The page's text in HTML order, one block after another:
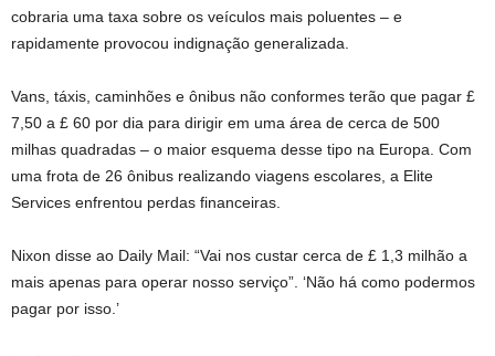
cobraria uma taxa sobre os veículos mais poluentes – e
rapidamente provocou indignação generalizada.
Vans, táxis, caminhões e ônibus não conformes terão que pagar £
7,50 a £ 60 por dia para dirigir em uma área de cerca de 500
milhas quadradas – o maior esquema desse tipo na Europa. Com
uma frota de 26 ônibus realizando viagens escolares, a Elite
Services enfrentou perdas financeiras.
Nixon disse ao Daily Mail: “Vai nos custar cerca de £ 1,3 milhão a
mais apenas para operar nosso serviço”. ‘Não há como podermos
pagar por isso.’